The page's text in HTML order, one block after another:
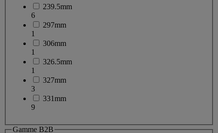
239.5mm
6
297mm
1
306mm
1
326.5mm
1
327mm
3
331mm
9
Gamme B2B